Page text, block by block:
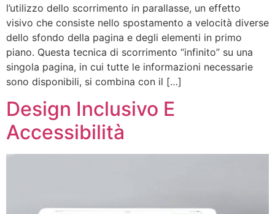
l’utilizzo dello scorrimento in parallasse, un effetto
visivo che consiste nello spostamento a velocità diverse
dello sfondo della pagina e degli elementi in primo
piano. Questa tecnica di scorrimento “infinito” su una
singola pagina, in cui tutte le informazioni necessarie
sono disponibili, si combina con il […]
Design Inclusivo E
Accessibilità